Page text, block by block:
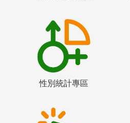
性別統計專區